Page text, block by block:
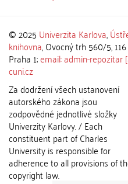
© 2025 Univerzita Karlova,
knihovna, Ovocný trh 560/5,
Praha 1;email: admin-repozitar
cuni.cz
Za dodržení všech ustanovení
autorského zákona jsou
zodpovědné jednotlivé složky
Univerzity Karlovy. / Each
constituent part of Charles
University is responsible for
adherence to all provisions of
copyright law.